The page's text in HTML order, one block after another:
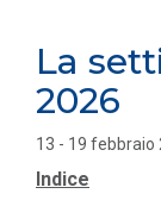
La
2026
13 - 19 febbraio
Indice